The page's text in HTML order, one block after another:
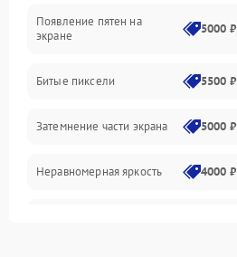
Сигнал и приём каналов
Механические повреждения
Программное обеспечение
Появление пятен на
экране
5000 ₽
Битые пиксели 5500 ₽
Затемнение части экрана 5000 ₽
Неравномерная яркость 4000 ₽